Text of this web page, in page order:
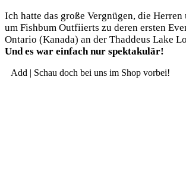
Ich hat­te das gro­ße Ver­gnü­gen, die Her­ren
um Fish­bum Out­fiierts zu deren ers­ten
Onta­rio (Kana­da) an der Thad­de­us Lake
Und es war ein­fach nur spektakulär!
Add | Schau doch bei uns im Shop vorbei!